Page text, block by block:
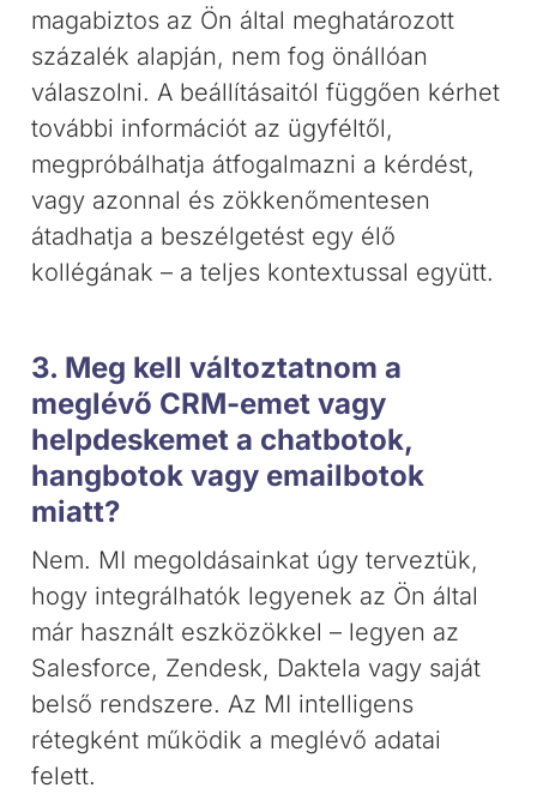
magabiztos az Ön által meghatározott
százalék alapján, nem fog önállóan
válaszolni. A beállításaitól függően kérhet
további információt az ügyféltől,
megpróbálhatja átfogalmazni a kérdést,
vagy azonnal és zökkenőmentesen
átadhatja a beszélgetést egy élő
kollégának – a teljes kontextussal együtt.
3. Meg kell változtatnom a
meglévő CRM-emet vagy
helpdeskemet a chatbotok,
hangbotok vagy emailbotok
miatt?
Nem. MI megoldásainkat úgy terveztük,
hogy integrálhatók legyenek az Ön által
már használt eszközökkel – legyen az
Salesforce, Zendesk, Daktela vagy saját
belső rendszere. Az MI intelligens
rétegként működik a meglévő adatai
felett.